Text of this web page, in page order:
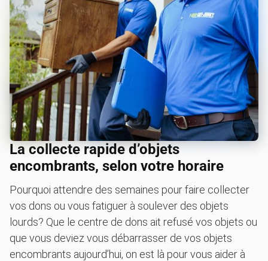
La collecte rapide d’objets
encombrants, selon votre horaire
Pourquoi attendre des semaines pour faire collecter
vos dons ou vous fatiguer à soulever des objets
lourds? Que le centre de dons ait refusé vos objets ou
que vous deviez vous débarrasser de vos objets
encombrants aujourd’hui, on est là pour vous aider à